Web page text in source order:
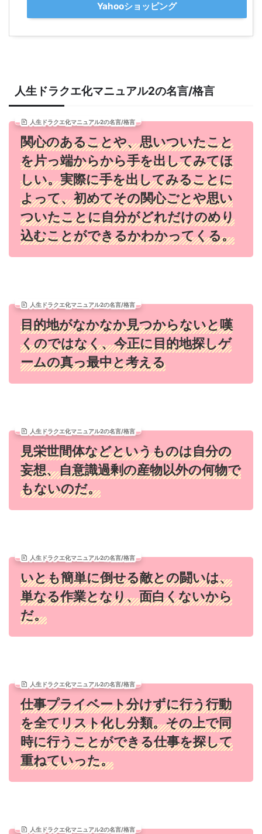
Yahooショッピング
人生ドラクエ化マニュアル2の名言/格言
人生ドラクエ化マニュアル2の名言/格言
関心のあることや、思いついたこと
を片っ端からから手を出してみてほ
しい。実際に手を出してみることに
よって、初めてその関心ごとや思い
ついたことに自分がどれだけのめり
込むことができるかわかってくる。
人生ドラクエ化マニュアル2の名言/格言
目的地がなかなか見つからないと嘆
くのではなく、今正に目的地探しゲ
ームの真っ最中と考える
人生ドラクエ化マニュアル2の名言/格言
見栄世間体などというものは自分の
妄想、自意識過剰の産物以外の何物で
もないのだ。
人生ドラクエ化マニュアル2の名言/格言
いとも簡単に倒せる敵との闘いは、
単なる作業となり、面白くないから
だ。
人生ドラクエ化マニュアル2の名言/格言
仕事プライベート分けずに行う行動
を全てリスト化し分類。その上で同
時に行うことができる仕事を探して
重ねていった。
人生ドラクエ化マニュアル2の名言/格言